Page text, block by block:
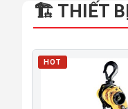
🏗 THIẾT
HOT